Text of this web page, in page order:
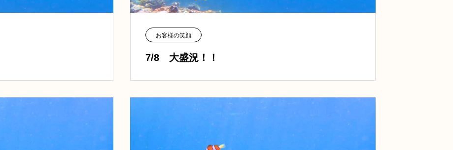
お客様の笑顔
7/8 大盛況！！